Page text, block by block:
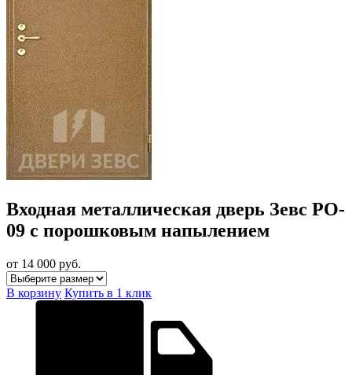
Входная металлическая дверь Зевс PO-
09 с порошковым напылением
от 14 000 руб.
В корзину Купить в 1 клик